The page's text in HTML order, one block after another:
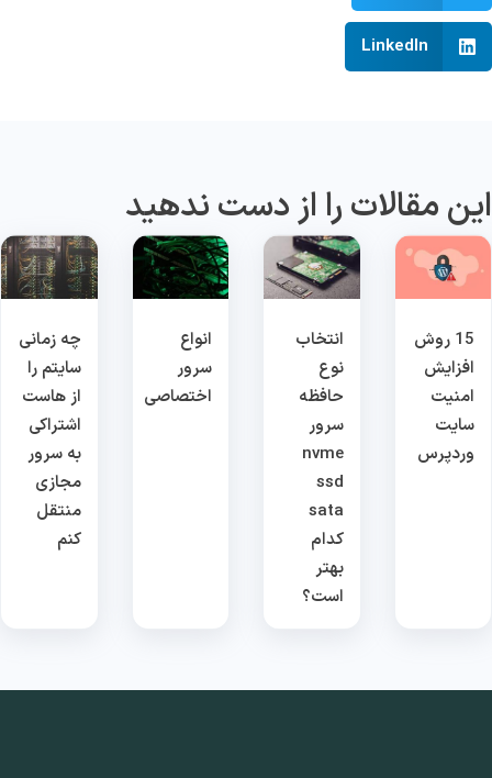
LinkedIn
مقالات را از دست ندهید
15 روش
افزایش
امنیت
سایت
وردپرس
انتخاب
نوع
حافظه
سرور
nvme
ssd
sata
کدام
بهتر
است؟
انواع
سرور
اختصاصی
چه زمانی
سایتم را
از هاست
اشتراکی
به سرور
مجازی
منتقل
کنم